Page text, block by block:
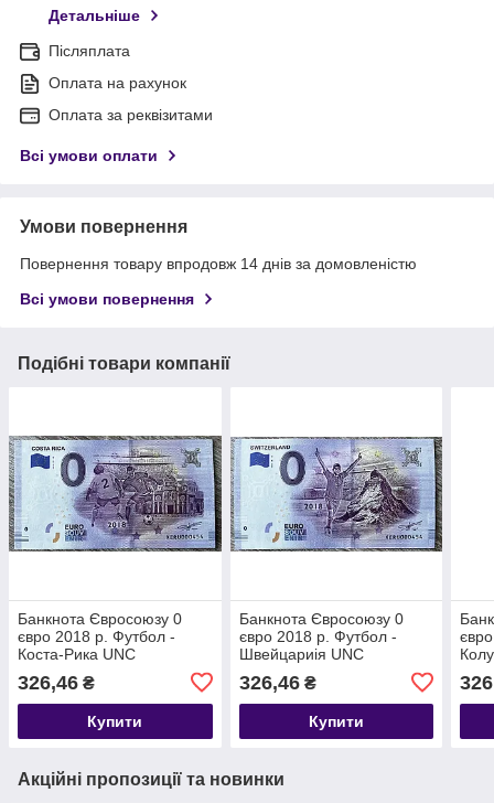
Детальніше
Післяплата
Оплата на рахунок
Оплата за реквізитами
Всі умови оплати
Умови повернення
Повернення товару впродовж 14 днів за домовленістю
Всі умови повернення
Подібні товари компанії
Банкнота Євросоюзу 0
євро 2018 р. Футбол -
Коста-Рика UNC
326,46 ₴
Купити
Банкнота Євросоюзу 0
євро 2018 р. Футбол -
Швейцариія UNC
326,46₴
Купити
Акційні пропозиції та новинки